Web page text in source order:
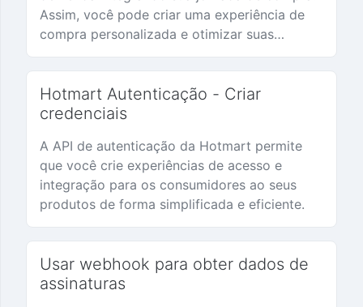
Assim, você pode criar uma experiência de
compra personalizada e otimizar suas
vendas.
Hotmart Autenticação - Criar
credenciais
A API de autenticação da Hotmart permite
que você crie experiências de acesso e
integração para os consumidores ao seus
produtos de forma simplificada e eficiente.
Usar webhook para obter dados de
assinaturas
logístico